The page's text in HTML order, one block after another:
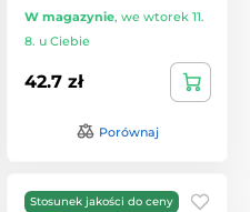
W magazynie, we wtorek 11.
8. u Ciebie
42.7 zł
Porównaj
Stosunek jakości do ceny